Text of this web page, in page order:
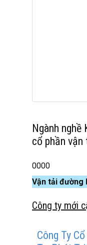
Ngành nghề
cổ phần
0000
Vận tải đường
Công ty mới
Công Ty